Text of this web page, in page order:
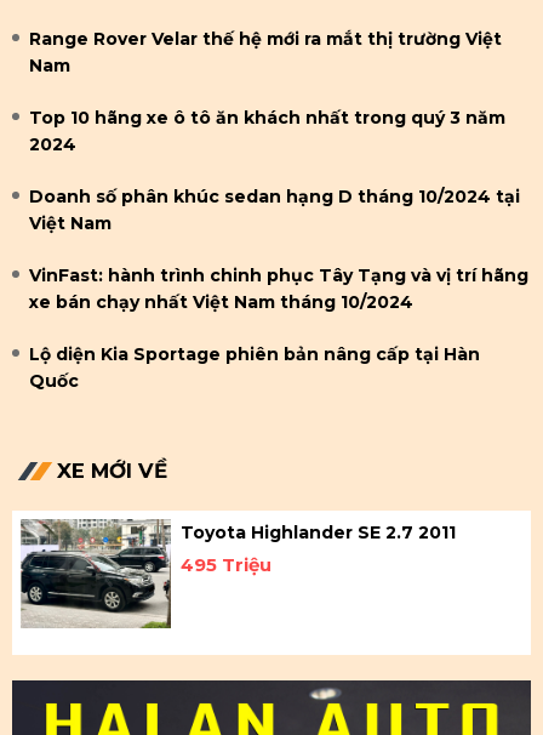
Range Rover Velar thế hệ mới ra mắt thị trường Việt
Nam
Top 10 hãng xe ô tô ăn khách nhất trong quý 3 năm
2024
Doanh số phân khúc sedan hạng D tháng 10/2024 tại
Việt Nam
VinFast: hành trình chinh phục Tây Tạng và vị trí hãng
xe bán chạy nhất Việt Nam tháng 10/2024
Lộ diện Kia Sportage phiên bản nâng cấp tại Hàn
Quốc
XE MỚI VỀ
Toyota Highlander SE 2.7 2011
495 Triệu